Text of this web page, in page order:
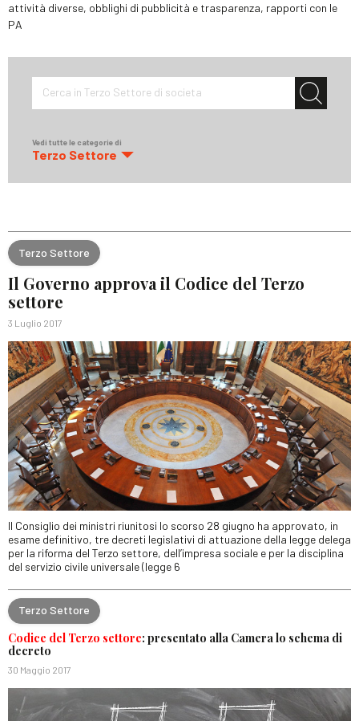
attività diverse, obblighi di pubblicità e trasparenza, rapporti con le
PA
Cerca in Terzo Settore di societa
Vedi tutte le categorie di
Terzo Settore
Terzo Settore
Il Governo approva il Codice del Terzo
settore
3 Luglio 2017
Il Consiglio dei ministri riunitosi lo scorso 28 giugno ha approvato, in
esame definitivo, tre decreti legislativi di attuazione della legge delega
per la riforma del Terzo settore, dell’impresa sociale e per la disciplina
del servizio civile universale (legge 6
Terzo Settore
Codice del Terzo settore: presentato alla Camera lo schema di
decreto
30 Maggio 2017